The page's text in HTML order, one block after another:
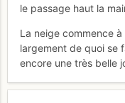
le passage haut la
La neige commence
largement de quoi se
encore une très belle